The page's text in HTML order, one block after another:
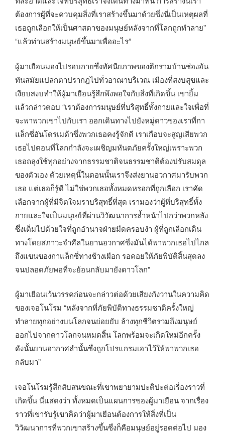
ต้องการผู้ที่จะควบคุมสิ่งที่เราสร้างขึ้นมาด้วยซึ่งนี่เป็นเหตุผลที่
เธอถูกเลือกให้เป็นศาสดาของมนุษย์หลังจากที่โลกถูกทำลาย”
“แล้วท่านสร้างมนุษย์ขึ้นมาเพื่ออะไร”
ผู้มาเยือนมองไปรอบกายซึ่งทัศนียภาพของตึกรามบ้านช่องอัน
ทันสมัยแปลกตาปรากฎไปทั่วอาณาบริเวณ เมืองที่สงบสุขและ
เงียบสงบทำให้ผู้มาเยือนรู้สึกพึงพอใจกับสิ่งที่เกิดขึ้น เขายิ้ม
แล้วกล่าวตอบ “เราต้องการมนุษย์ที่บริสุทธิ์ทั้งกายและใจเพื่อที่
จะพาพวกเขาไปกับเรา ออกเดินทางไปยังหมู่ดาวของเราที่กา
แล็กซี่อันโดรเมด้าซึ่งพวกเธอคงรู้จักดี เราเกือบจะสูญเสียพวก
เธอไปตอนที่โลกกำลังจะเผชิญมหันตภัยครั้งใหญ่เพราะพวก
เธอถลุงใช้ทุกอย่างจากธรรมชาติจนธรรมชาติต้องปรับสมดุล
ของตัวเอง ด้วยเหตุนี้ในตอนนั้นเราจึงส่งยานอวกาศมารับพวก
เธอ แต่เธอก็รู้ดี ไม่ใช่พวกเธอทั้งหมดหรอกที่ถูกเลือก เราคัด
เลือกจากผู้ที่มีจิตใจมราบริสุทธิ์ที่สุด เรามองว่าผู้ที่บริสุทธิ์ทั้ง
กายและใจเป็นมนุษย์ที่ผ่านวิวัฒนาการล้ำหน้าไปกว่าพวกหลัง
ซึ่งเต็มไปด้วยใจที่ถูกอำนาจฝ่ายมืดครอบงำ ผู้ที่ถูกเลือกเดิน
ทางโดยสภาวะจำศีลในยานอวกาศซึ่งมันได้พาพวกเธอไปไกล
ถึงแขนของกาแล็กซี่ทางช้างเผือก รอคอยให้ภัยพิบัติสิ้นสุดลง
จนปลอดภัยพอที่จะย้อนกลับมายังดาวโลก”
ผู้มาเยือนเว้นวรรคก่อนจะกล่าวต่อด้วยเสียงกังวานในความคิด
ของเจอโนโรม “หลังจากที่ภัยพิบัติทางธรรมชาติครั้งใหญ่
ทำลายทุกอย่างบนโลกจนย่อยยับ ล้างทุกชีวิตรวมถึงมนุษย์
ออกไปจากดาวโลกจนหมดสิ้น โลกพร้อมจะเกิดใหม่อีกครั้ง
ดังนั้นยานอวกาศลำนั้นซึ่งถูกโปรแกรมเอาไว้ให้พาพวกเธอ
กลับมา”
เจอโนโรมรู้สึกสับสนขณะที่เขาพยายามปะติปะต่อเรื่องราวที่
เกิดขึ้น นี่แสดงว่า ทั้งหมดเป็นแผนการของผู้มาเยือน จากเรื่อง
ราวที่เขารับรู้เขาคิดว่าผู้มาเยือนต้องการให้สิ่งที่เป็น
วิวัฒนาการที่พวกเขาสร้างขึ้นซึ่งก็คือมนุษย์อยู่รอดต่อไป มอง